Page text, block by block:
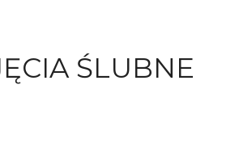
ŚLUBNE